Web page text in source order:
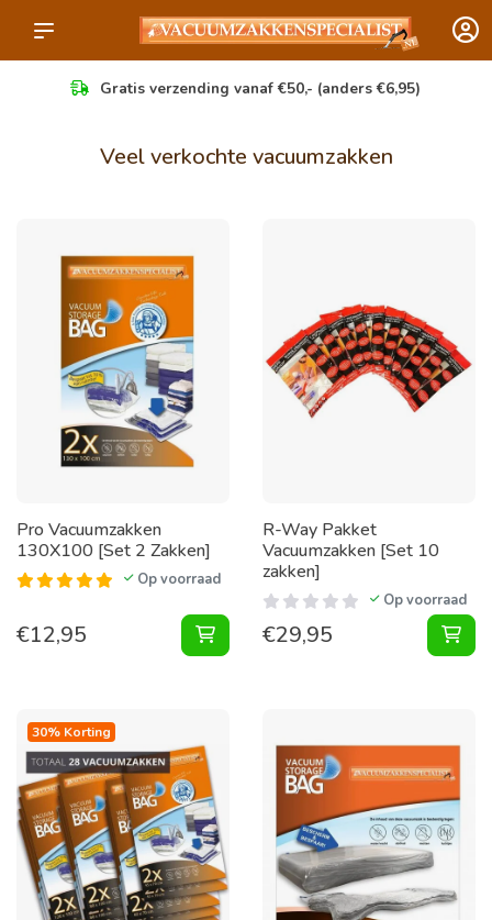
Gratis verzending vanaf €50,- (anders €6,95)
Veel verkochte vacuumzakken
Pro Vacuumzakken
130X100 [Set 2 Zakken]
Op voorraad
€12,95 Vacuumzakken 130X100 [Set 2
R-Way Pakket
Vacuumzakken [Set 10
zakken]
Op voorraad
€29,95
30% Korting